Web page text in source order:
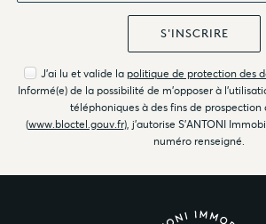
J'ai lu et valide la politique de protection des
Informé(e) de la possibilité de m'opposer à
téléphoniques à des fins de prospection
(www.bloctel.gouv.fr), j'autorise S'ANTONI
numéro renseigné.